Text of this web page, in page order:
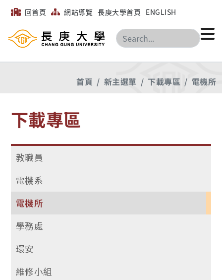
回首頁 網站導覽 長庚大學首頁 ENGLISH
搜尋
首頁 新主選單 下載專區 電機所
下載專區
教職員
電機系
電機所
學務處
環安
維修小組